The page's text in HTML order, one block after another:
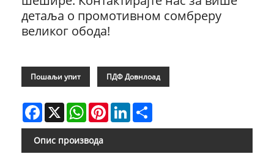
детаља о промотивном сомбреру
великог обода!
Пошаљи упит ПДФ Довнлоад
Facebook
X WhatsAppPinterestLinkedIn
Опис производа